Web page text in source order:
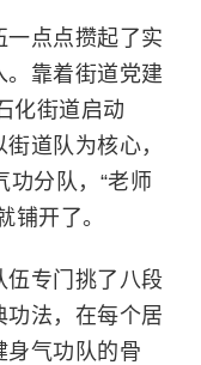
一点点攒起了实
。靠着街道党建
化街道启动
道队为核心，
功分队，“老师
铺开了。
伍专门挑了八段
法，在每个居
身气功队的骨